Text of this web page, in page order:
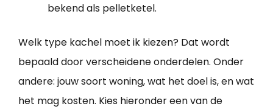
bekend als pelletketel.
Welk type kachel moet ik kiezen? Dat wordt
bepaald door verscheidene onderdelen. Onder
andere: jouw soort woning, wat het doel is, en wat
het mag kosten. Kies hieronder een van de